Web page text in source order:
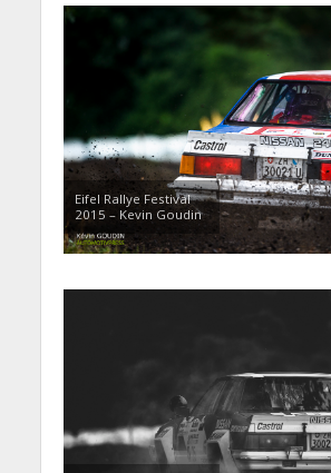
Eifel Rallye Festival
2015 – Kevin Goudin